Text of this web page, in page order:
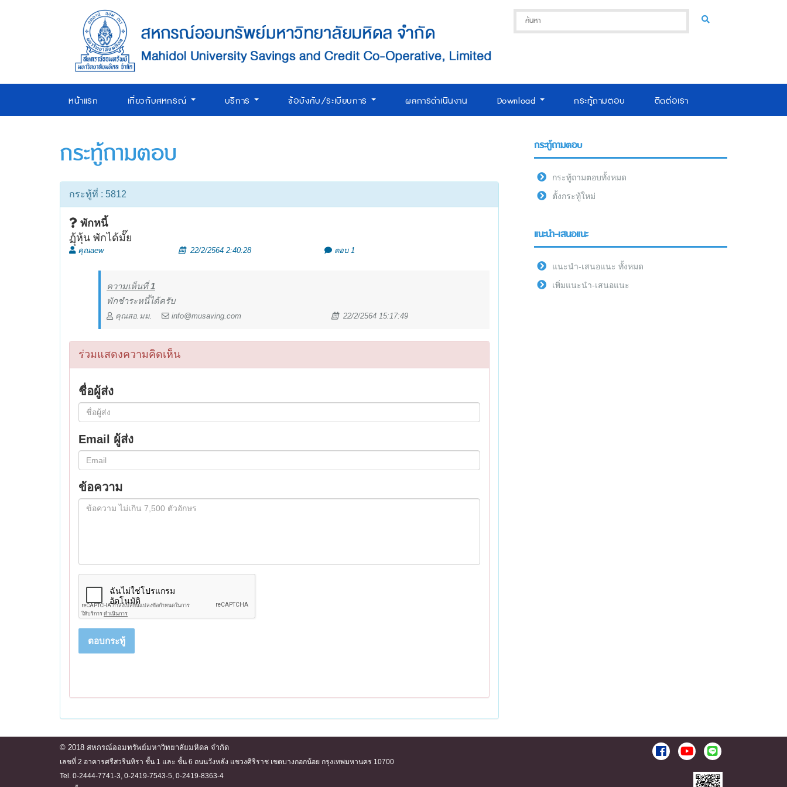
หน้าแรก เกี่ยวกับสหกรณ์ บริการ ข้อบังคับ/ระเบียบการ ผลการดำเนินงาน Download กระทู้ถามตอบ ติดต่อเรา
กระทู้ถามตอบ
กระทู้ที่ : 5812
พักหนี้
ฏุ้หุ้น พักได้มั๊ย
คุณaew 22/2/2564 2:40:28 ตอบ 1
ความเห็นที่1
พักชำระหนี้ได้ครับ
คุณสอ.มม. info@musaving.com 22/2/2564 15:17:49
ร่วมแสดงความคิดเห็น
ชื่อผู้ส่ง
Email ผู้ส่ง
ข้อความ
ตอบกระทู้
กระทู้ถามตอบ
กระทู้ถามตอบทั้งหมด
ตั้งกระทู้ใหม่
แนะนำ-เสนอแนะ
แนะนำ-เสนอแนะ ทั้งหมด
เพิ่มแนะนำ-เสนอแนะ
© 2018 สหกรณ์ออมทรัพย์มหาวิทยาลัยมหิดล จำกัด
เลขที่ 2 อาคารศรีสวรินทิรา ชั้น 1 และ ชั้น 6 ถนนวังหลัง แขวงศิริราช เขตบางกอกน้อย กรุงเทพมหานคร 10700
Tel. 0-2444-7741-3, 0-2419-7543-5, 0-2419-8363-4